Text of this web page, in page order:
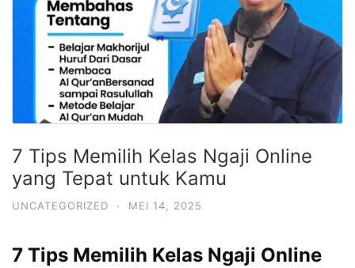
7 Tips Memilih Kelas Ngaji Online
yang Tepat untuk Kamu
UNCATEGORIZED · MEI 14, 2025
7 Tips Memilih Kelas Ngaji Online